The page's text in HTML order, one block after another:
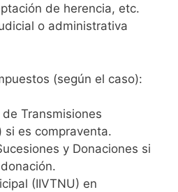
de herencia, etc.
o administrativa
(según el caso):
Transmisiones
si es compraventa.
y Donaciones si
(IIVTNU) en